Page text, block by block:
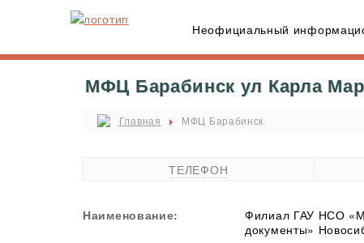
Неофициальный
МФЦ Барабинск ул Карла
Главная МФЦ Барабинск
ТЕЛЕФОН
Наименование:
Филиал ГАУ НСО
документы»